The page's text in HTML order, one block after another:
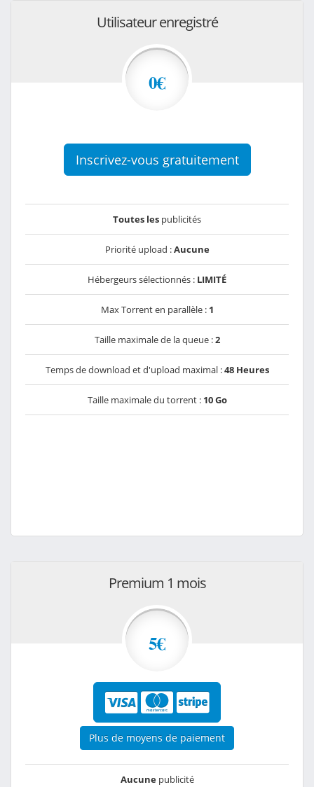
Utilisateur enregistré
0€
Inscrivez-vous gratuitement
Toutes les publicités
Priorité upload :Aucune
Hébergeurs sélectionnés : LIMITÉ
Max Torrent en parallèle : 1
Taille maximale de la queue :2
Temps de download et d'upload maximal :48 Heures
Taille maximale du torrent : 10 Go
Premium 1 mois
5€
Plus de moyens de paiement
Aucunepublicité